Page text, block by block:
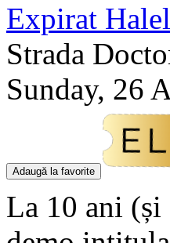
Expirat
Strada
Sunday, 26
Adaugă la favorite
La 10 ani